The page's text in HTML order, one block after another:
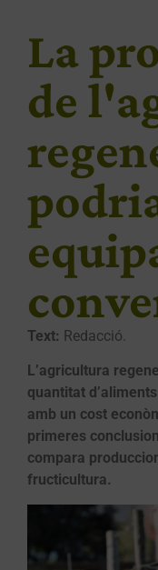
La
de
Text: Redacció.
L’agricultura
quantitat
amb un cost
primeres
compara
fructicultura.